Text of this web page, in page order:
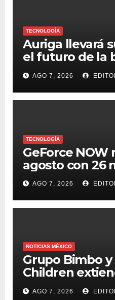
TECNOLOGÍA
Auriga llevará
el futuro de la
Digital Summit
AGO 7, 2026
TECNOLOGÍA
GeForce NOW
agosto con 26
AGO 7, 2026
NOTICIAS MÉXICO
Grupo Bimbo y
Children
apoyar a
AGO 7, 2026